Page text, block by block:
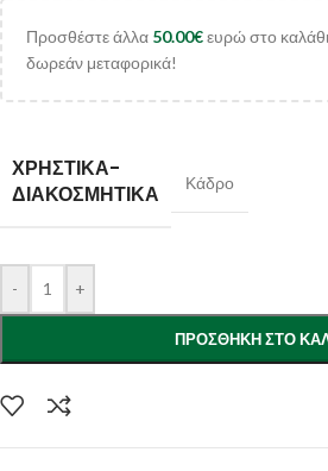
Προσθέστε άλλα 50.00€ευρώ στο
δωρεάν μεταφορικά!
ΧΡΗΣΤΙΚΑ-
ΔΙΑΚΟΣΜΗΤΙΚΑ
Κάδρο
- +
ΠΡΟΣΘΉΚΗ ΣΤΟ